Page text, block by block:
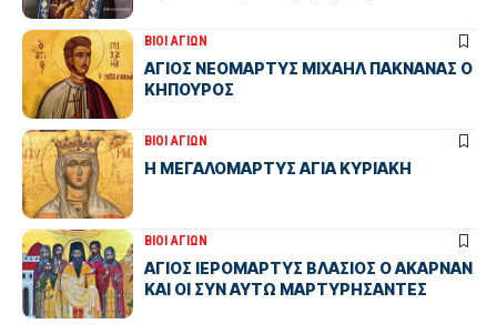
ΒΙΟΙ ΑΓΙΩΝ
ΑΓΙΟΣ ΝΕΟΜΑΡΤΥΣ ΜΙΧΑΗΛ ΠΑΚΝΑΝΑΣ Ο
ΚΗΠΟΥΡΟΣ
ΒΙΟΙ ΑΓΙΩΝ
Η ΜΕΓΑΛΟΜΑΡΤΥΣ ΑΓΙΑ ΚΥΡΙΑΚΗ
ΒΙΟΙ ΑΓΙΩΝ
ΑΓΙΟΣ ΙΕΡΟΜΑΡΤΥΣ ΒΛΑΣΙΟΣ Ο ΑΚΑΡΝΑΝ
ΚΑΙ ΟΙ ΣΥΝ ΑΥΤΩ ΜΑΡΤΥΡΗΣΑΝΤΕΣ